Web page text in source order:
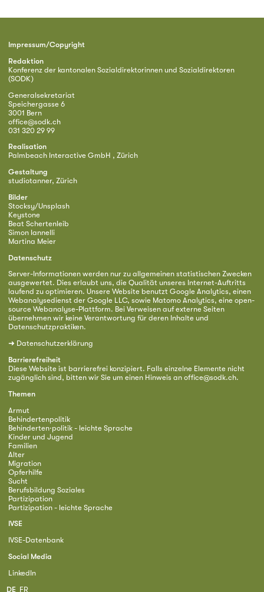
Impressum/Copyright
Redaktion
Konferenz der kantonalen Sozialdirektorinnen und Sozialdirektoren
(SODK)
Generalsekretariat
Speichergasse 6
3001 Bern
office@sodk.ch
031 320 29 99
Realisation
Palmbeach Interactive GmbH , Zürich
Gestaltung
studiotanner, Zürich
Bilder
Stocksy/Unsplash
Keystone
Beat Schertenleib
Simon Iannelli
Martina Meier
Datenschutz
Server-Informationen werden nur zu allgemeinen statistischen Zwecken
ausgewertet. Dies erlaubt uns, die Qualität unseres Internet-Auftritts
laufend zu optimieren. Unsere Website benutzt Google Analytics, einen
Webanalysedienst der Google LLC, sowie Matomo Analytics, eine open-
source Webanalyse-Plattform. Bei Verweisen auf externe Seiten
übernehmen wir keine Verantwortung für deren Inhalte und
Datenschutzpraktiken.
➜ Datenschutzerklärung
Barrierefreiheit
Diese Website ist barrierefrei konzipiert. Falls einzelne Elemente nicht
zugänglich sind, bitten wir Sie um einen Hinweis an office@sodk.ch.
Themen
Armut
Behindertenpolitik
Behinderten·politik - leichte Sprache
Kinder und Jugend
Familien
Alter
Migration
Opferhilfe
Sucht
Berufsbildung Soziales
Partizipation
Partizipation - leichte Sprache
IVSE
IVSE-Datenbank
Social Media
LinkedIn
DE FR